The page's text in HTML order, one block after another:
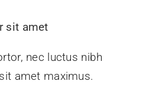
sit amet
nec luctus nibh
amet maximus.